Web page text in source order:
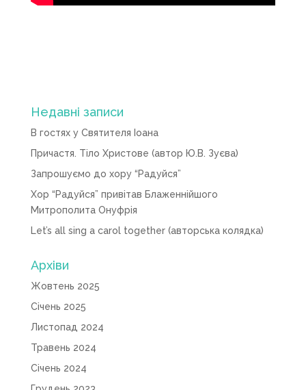
Недавні записи
В гостях у Святителя Іоана
Причастя. Тіло Христове (автор Ю.В. Зуєва)
Запрошуємо до хору “Радуйся”
Хор “Радуйся” привітав Блаженнійшого
Митрополита Онуфрія
Let’s all sing a carol together (авторська колядка)
Архіви
Жовтень 2025
Січень 2025
Листопад 2024
Травень 2024
Січень 2024